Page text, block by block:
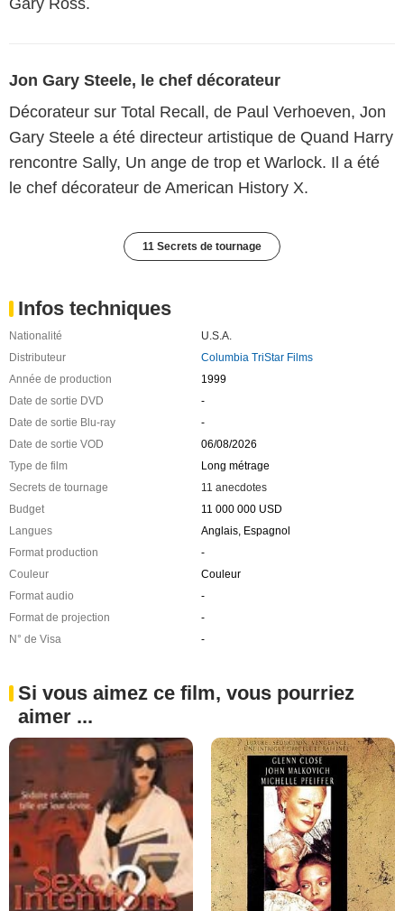
Gary Ross.
Jon Gary Steele, le chef décorateur
Décorateur sur Total Recall, de Paul Verhoeven, Jon
Gary Steele a été directeur artistique de Quand Harry
rencontre Sally, Un ange de trop et Warlock. Il a été
le chef décorateur de American History X.
11 Secrets de tournage
Infos techniques
Nationalité
U.S.A.
Distributeur
Columbia TriStar Films
Année de production
1999
Date de sortie DVD
-
Date de sortie Blu-ray
-
Date de sortie VOD
06/08/2026
Type de film
Long métrage
Secrets de tournage
11 anecdotes
Budget
11 000 000 USD
Langues
Anglais, Espagnol
Format production
-
Couleur
Couleur
Format audio
-
Format de projection
-
N° de Visa
-
Si vous aimez ce film, vous pourriez
aimer ...